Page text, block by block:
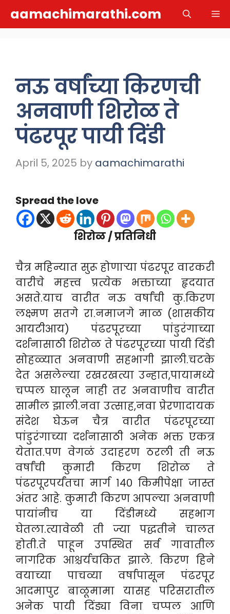
aamachimarathi.com
नऊ वर्षांच्या किरणची
अनवाणी शिरोळ ते
पंढरपूर पायी दिंडी
April 5, 2025 by aamachimarathi
Spread the love
शिरोळ / प्रतिनिधी
चैत्र महिन्यात सुरू होणाऱ्या पंढरपूर वारकरी
वारीचे महत्त्व प्रत्येक भक्ताच्या हृदयात
असते.याच वारीत नऊ वर्षांची कु.किरण
लक्ष्मण सतगे रा.नमाजगे माळ (शासकीय
आयटीआय) पंढरपूरच्या पांडुरंगाच्या
दर्शनासाठी शिरोळ ते पंढरपूरच्या पायी दिंडी
सोहळ्यात अनवाणी सहभागी झाली.चटके
देत असलेल्या रखरखत्या उन्हात,पायामध्ये
चप्पल घालून नाही तर अनवाणीच वारीत
सामील झाली.नवा उत्साह,नवा प्रेरणादायक
संदेश घेऊन चैत्र वारीत पंढरपूरच्या
पांडुरंगाच्या दर्शनासाठी अनेक भक्त एकत्र
येतात.पण वेगळं उदाहरण ठरली ती नऊ
वर्षांची कुमारी किरण शिरोळ ते
पंढरपूरपर्यंतचा मार्ग १४० किमीपेक्षा जास्त
अंतर आहे. कुमारी किरण आपल्या अनवाणी
पायांनीच या दिंडीमध्ये सहभाग
घेतला.त्यावेळी ती ज्या पद्धतीने चालत
होती.ते पाहून उपस्थित सर्व गावातील
नागरिक आश्चर्यचकित झाले. किरण हिने
वयाच्या पाचव्या वर्षापासून पंढरपूर
आदमापुर बाळूमामा यासह परिसरातील
अनेक पायी दिंड्या विना चप्पल आणि